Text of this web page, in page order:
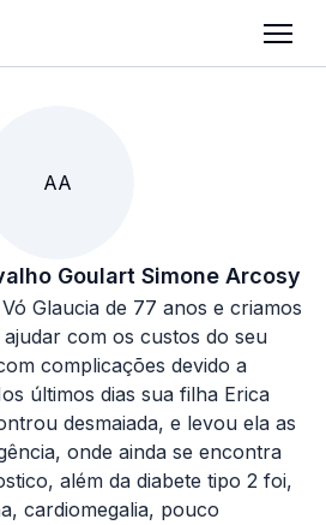
AA
Goulart Simone Arcosy
Glaucia de 77 anos e criamos
com os custos do seu
complicações devido a
últimos dias sua filha Erica
desmaiada, e levou ela as
onde ainda se encontra
além da diabete tipo 2 foi,
cardiomegalia, pouco